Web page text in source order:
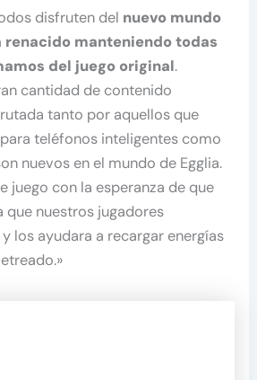
disfruten del nuevo mundo
renacido manteniendo todas
del juego original.
cantidad de contenido
tanto por aquellos que
teléfonos inteligentes como
nuevos en el mundo de Egglia.
juego con la esperanza de que
que nuestros jugadores
los ayudara a recargar energías